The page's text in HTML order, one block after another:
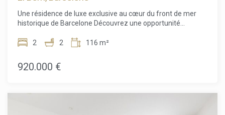
n'inclut pas les taxes, les frais de notaire ou
d'enregistrement, les honoraires d'agence, ni les frais liés
au financement hypothécaire (le cas échéant).
Une résidence de luxe exclusive au cœur du front de mer
historique de Barcelone Découvrez une opportunité
récemment rénové dans l'un des emplacements les plus
quartier historique de la Ribera, dans Ciutat Vella, ce
superbe appartement de 116 m² marie avec élégance le
avec des matériaux de qualité tout en préservant ses
2 2 116 m²
920.000 €